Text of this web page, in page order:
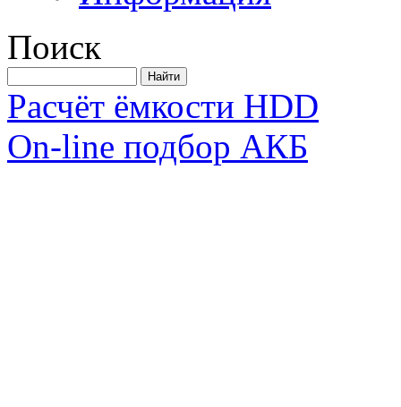
Поиск
Расчёт ёмкости HDD
On-line подбор АКБ